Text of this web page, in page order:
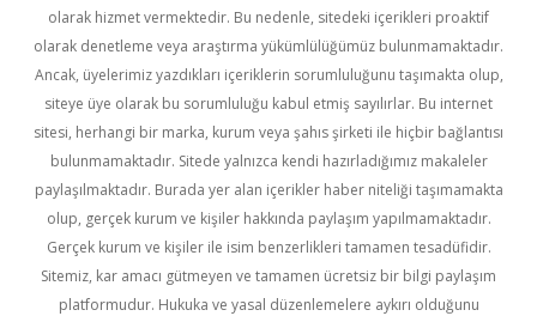
olarak hizmet vermektedir. Bu nedenle, sitedeki içerikleri proaktif
olarak denetleme veya araştırma yükümlülüğümüz bulunmamaktadır.
Ancak, üyelerimiz yazdıkları içeriklerin sorumluluğunu taşımakta olup,
siteye üye olarak bu sorumluluğu kabul etmiş sayılırlar. Bu internet
sitesi, herhangi bir marka, kurum veya şahıs şirketi ile hiçbir bağlantısı
bulunmamaktadır. Sitede yalnızca kendi hazırladığımız makaleler
paylaşılmaktadır. Burada yer alan içerikler haber niteliği taşımamakta
olup, gerçek kurum ve kişiler hakkında paylaşım yapılmamaktadır.
Gerçek kurum ve kişiler ile isim benzerlikleri tamamen tesadüfidir.
Sitemiz, kar amacı gütmeyen ve tamamen ücretsiz bir bilgi paylaşım
platformudur. Hukuka ve yasal düzenlemelere aykırı olduğunu